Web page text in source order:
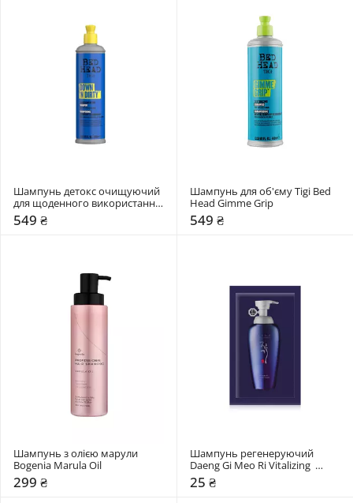
Шампунь детокс очищуючий
для щоденного використання
Tigi Bed Head Down 'N Dirty
Shampoo
549 ₴
Шампунь для об'єму Tigi Bed
Head Gimme Grip
549 ₴
Шампунь з олією марули
Bogenia Marula Oil
299 ₴
Шампунь регенеруючий
Daeng Gi Meo Ri Vitalizing
Shampoo
25 ₴